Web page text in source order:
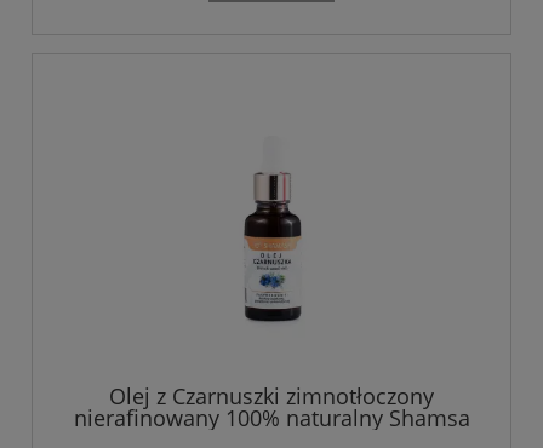
Olej z Czarnuszki zimnotłoczony
nierafinowany 100% naturalny Shamsa